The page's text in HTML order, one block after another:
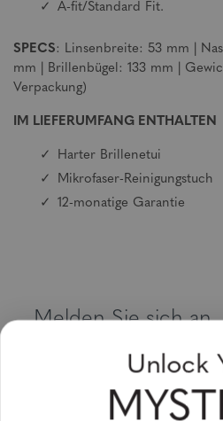
A-fit/Standard Fit.
SPECS: Linsenbreite: 53 mm |
mm | Brillenbügel: 133 mm |
Verpackung)
IM LIEFERUMFANG ENTHALTEN
Harter Brillenetui
Mikrofaser-Reinigungstuch
12-monatige Garantie
Melden Sie sich
Sonderangebote
Bitte geben Sie Ihre E-Mail
Unlock